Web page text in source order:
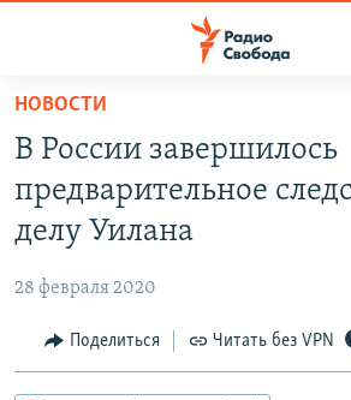
упрощенного
доступа
основному
Вернутся
АВТОРСКИЕ ПРОЕКТЫ
МНЕНИЯ
КУЛЬТУРА
НОВОСТИ
В России завершилось
предварительное
делу Уилана
28 февраля 2020
Поделиться Читать без VPN